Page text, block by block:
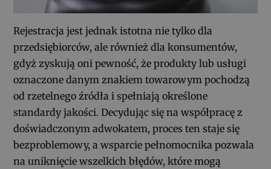
Rejestracja jest jednak istotna nie tylko dla
przedsiębiorców, ale również dla konsumentów,
gdyż zyskują oni pewność, że produkty lub usługi
oznaczone danym znakiem towarowym pochodzą
od rzetelnego źródła i spełniają określone
standardy jakości. Decydując się na współpracę z
doświadczonym adwokatem, proces ten staje się
bezproblemowy, a wsparcie pełnomocnika pozwala
na uniknięcie wszelkich błędów, które mogą